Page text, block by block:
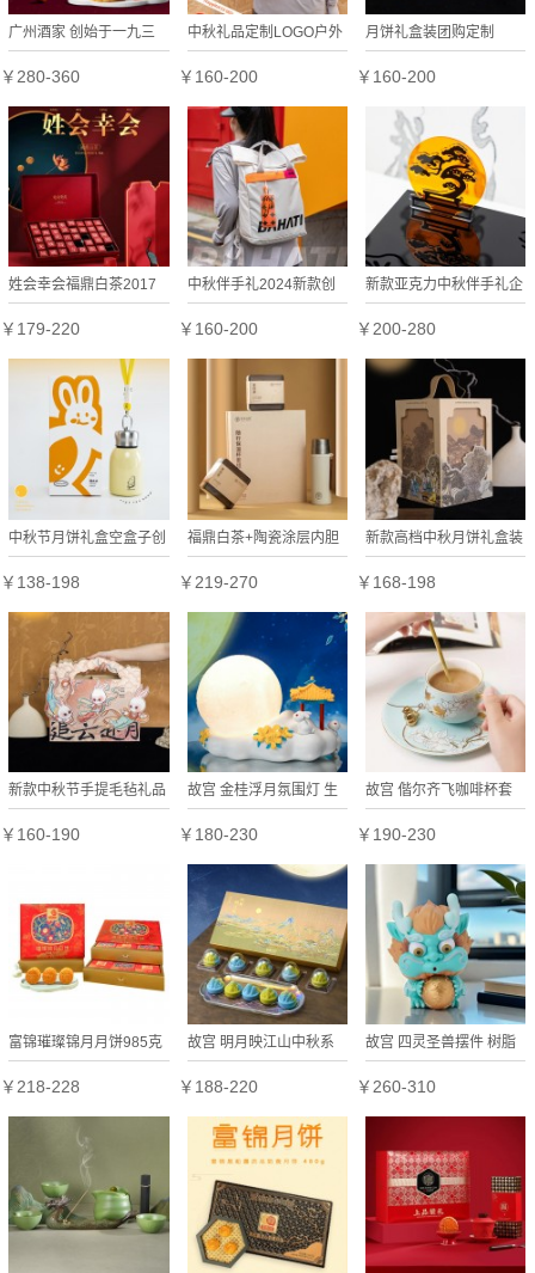
广州酒家 创始于一九三
五年月饼礼盒双蛋黄纯白
莲蓉五仁芝士流心奶黄流
￥280-360
中秋礼品定制LOGO户外
运动风格伴手礼团购实用
￥160-200
月饼礼盒装团购定制
LOGO公司企业中秋送礼
送客户员工福利
￥160-200
姓会幸会福鼎白茶2017
年高山寿眉手工龙珠茶球
中秋礼盒
￥179-220
中秋伴手礼2024新款创
意礼品恰逢其时企业送礼
定制
￥160-200
新款亚克力中秋伴手礼企
业送客户潮流高级小众可
定制礼盒
￥200-280
中秋节月饼礼盒空盒子创
意礼品伴手礼企业采购公
司员工送礼
￥138-198
福鼎白茶+陶瓷涂层内胆
随行保温杯2016寿眉小
茶饼老白茶中秋礼盒
￥219-270
新款高档中秋月饼礼盒装
新中式团购定制Logo送
礼月饼礼盒
￥168-198
新款中秋节手提毛毡礼品
环保装饰高档伴手礼原创
￥160-190
故宫 金桂浮月氛围灯 生
日礼物 故宫官方旗舰店
礼品伴手礼
￥180-230
故宫 偕尔齐飞咖啡杯套
装高颜值轻奢高级感杯子
生日礼物 官方正吕
￥190-230
富锦璀璨锦月月饼985克
8枚广东广式中秋送礼多
口味礼盒装
￥218-228
故宫 明月映江山中秋系
列礼盒 月饼 礼盒 餐具故
宫官方正品
￥188-220
故宫 四灵圣兽摆件 树脂
国风潮玩礼物 故宫文创
毕业礼物
￥260-310